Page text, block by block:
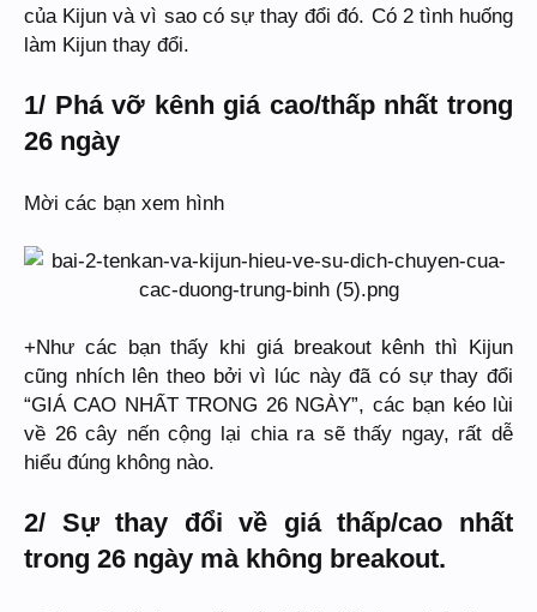
của Kijun và vì sao có sự thay đổi đó. Có 2 tình huống
làm Kijun thay đổi.
1/ Phá vỡ kênh giá cao/thấp nhất trong
26 ngày
Mời các bạn xem hình
+Như các bạn thấy khi giá breakout kênh thì Kijun
cũng nhích lên theo bởi vì lúc này đã có sự thay đổi
“GIÁ CAO NHẤT TRONG 26 NGÀY”, các bạn kéo lùi
về 26 cây nến cộng lại chia ra sẽ thấy ngay, rất dễ
hiểu đúng không nào.
2/ Sự thay đổi về giá thấp/cao nhất
trong 26 ngày mà không breakout.